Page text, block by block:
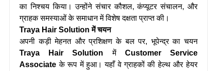
का निश्चय किया। उन्होंने संचार कौशल, कंप्यूटर संचालन, और
ग्राहक समस्याओं के समाधान में विशेष दक्षता प्राप्त की।
Traya Hair Solution में चयन
अपनी कड़ी मेहनत और प्रशिक्षण के बल पर, भूपेन्द्र का चयन
Traya Hair Solution में Customer Service
Associate के रूप में हुआ। यहाँ वे ग्राहकों की हेल्थ और हेयर